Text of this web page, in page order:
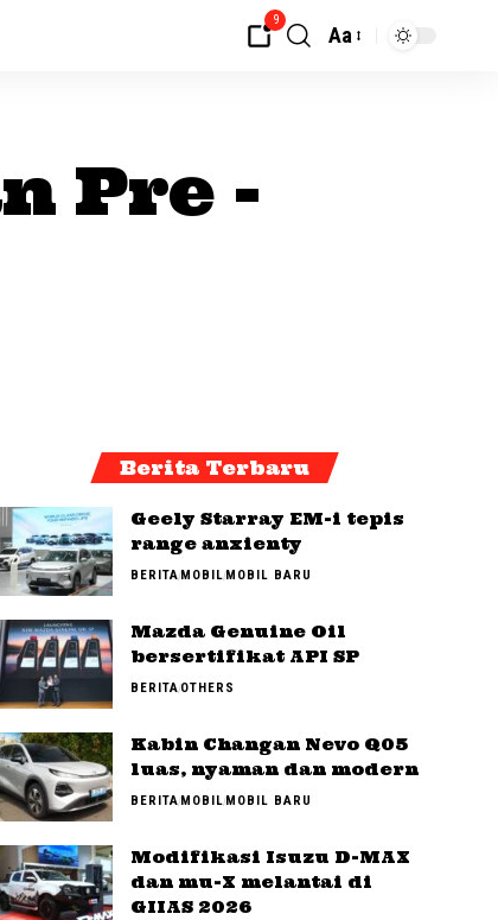
9
Aa
Pre -
Berita Terbaru
Geely Starray EM-i tepis
range anxienty
BERITAMOBILMOBIL BARU
Mazda Genuine Oil
bersertifikat API SP
BERITAOTHERS
Kabin Changan Nevo Q05
luas, nyaman dan modern
BERITAMOBILMOBIL BARU
Modifikasi Isuzu D-MAX
dan mu-X melantai di
GIIAS 2026